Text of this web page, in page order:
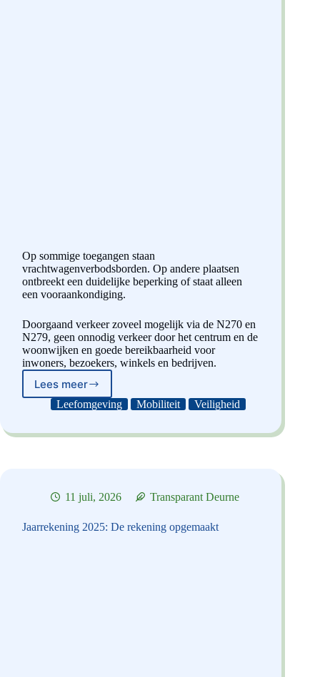
Op sommige toegangen staan
vrachtwagenverbodsborden. Op andere plaatsen
ontbreekt een duidelijke beperking of staat alleen
een vooraankondiging.
Doorgaand verkeer zoveel mogelijk via de N270 en
N279, geen onnodig verkeer door het centrum en de
woonwijken en goede bereikbaarheid voor
inwoners, bezoekers, winkels en bedrijven.
Lees meer
Beter
Uitgewerkt
Leefomgeving Mobiliteit Veiligheid
11 juli, 2026 Transparant Deurne
Jaarrekening 2025: De rekening opgemaakt